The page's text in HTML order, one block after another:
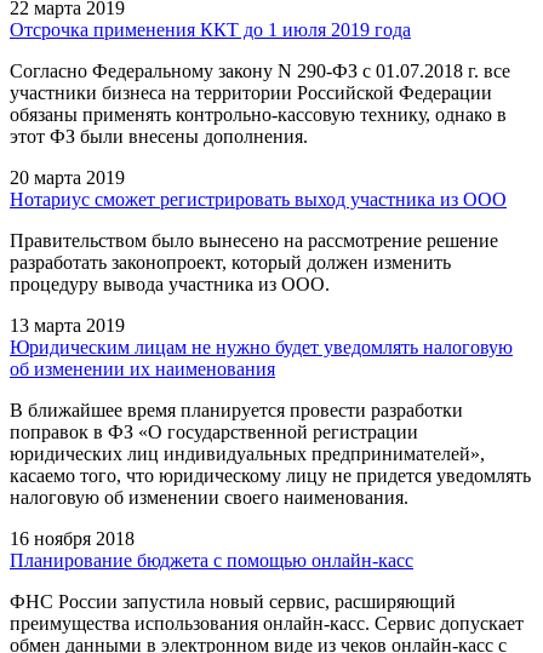
22 марта 2019
Отсрочка применения ККТ до 1 июля 2019 года
Согласно Федеральному закону N 290-ФЗ с 01.07.2018 г. все
участники бизнеса на территории Российской Федерации
обязаны применять контрольно-кассовую технику, однако в
этот ФЗ были внесены дополнения.
20 марта 2019
Нотариус сможет регистрировать выход участника из ООО
Правительством было вынесено на рассмотрение решение
разработать законопроект, который должен изменить
процедуру вывода участника из ООО.
13 марта 2019
Юридическим лицам не нужно будет уведомлять налоговую
об изменении их наименования
В ближайшее время планируется провести разработки
поправок в ФЗ «О государственной регистрации
юридических лиц индивидуальных предпринимателей»,
касаемо того, что юридическому лицу не придется уведомлять
налоговую об изменении своего наименования.
16 ноября 2018
Планирование бюджета с помощью онлайн-касс
ФНС России запустила новый сервис, расширяющий
преимущества использования онлайн-касс. Сервис допускает
обмен данными в электронном виде из чеков онлайн-касс с